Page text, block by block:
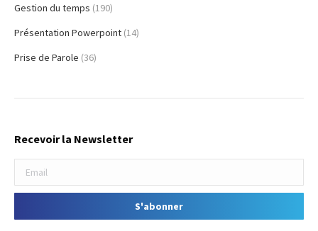
Gestion du temps (190)
Présentation Powerpoint (14)
Prise de Parole (36)
Recevoir la Newsletter